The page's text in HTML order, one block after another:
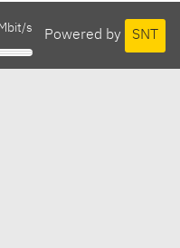
Powered by SNT
s